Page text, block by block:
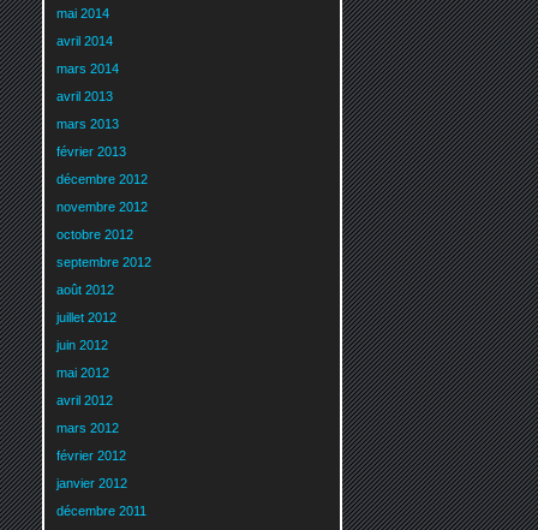
mai 2014
avril 2014
mars 2014
avril 2013
mars 2013
février 2013
décembre 2012
novembre 2012
octobre 2012
septembre 2012
août 2012
juillet 2012
juin 2012
mai 2012
avril 2012
mars 2012
février 2012
janvier 2012
décembre 2011